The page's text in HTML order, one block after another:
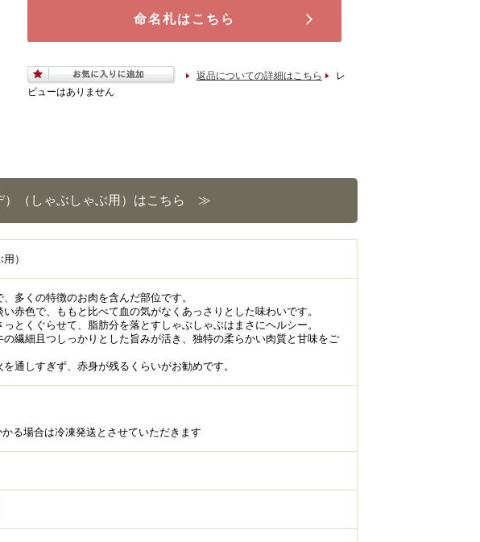
命名札はこちら
返品についての詳細はこちら
レ
ビューはありません
）（しゃぶしゃぶ用）はこちら ≫
）
多くの特徴のお肉を含んだ部位です。
赤色で、ももと比べて血の気がなくあっさりとした味わいです。
とくぐらせて、脂肪分を落とすしゃぶしゃぶはまさにヘルシー。
繊細且つしっかりとした旨みが活き、独特の柔らかい肉質と甘味をご
通しすぎず、赤身が残るくらいがお勧めです。
る場合は冷凍発送とさせていただきます